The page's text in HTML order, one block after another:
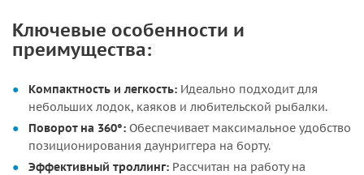
Ключевые особенности и
преимущества:
Компактность и легкость: Идеально подходит для
небольших лодок, каяков и любительской рыбалки.
Поворот на 360°: Обеспечивает максимальное удобство
позиционирования даунриггера на борту.
Эффективный троллинг: Рассчитан на работу на